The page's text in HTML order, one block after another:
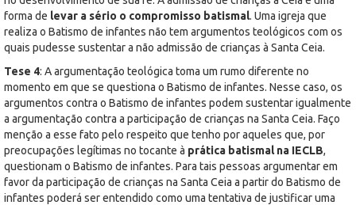
forma de levar a sério o compromisso batismal. Uma igreja que
realiza o Batismo de infantes não tem argumentos teológicos com os
quais pudesse sustentar a não admissão de crianças à Santa Ceia.
Tese 4: A argumentação teológica toma um rumo diferente no
momento em que se questiona o Batismo de infantes. Nesse caso, os
argumentos contra o Batismo de infantes podem sustentar igualmente
a argumentação contra a participação de crianças na Santa Ceia. Faço
menção a esse fato pelo respeito que tenho por aqueles que, por
preocupações legítimas no tocante à prática batismal na IECLB,
questionam o Batismo de infantes. Para tais pessoas argumentar em
favor da participação de crianças na Santa Ceia a partir do Batismo de
infantes poderá ser entendido como uma tentativa de justificar uma